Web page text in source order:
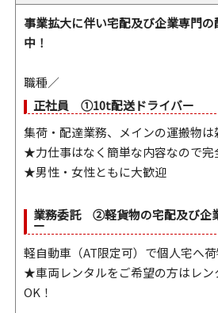
事業拡大に伴い宅配及び企業専門
中！
職種／
正社員 ①10t配送ドライバー
集荷・配達業務、メインの運搬物は
★力仕事はなく簡単な内容なので完
★男性・女性ともに大歓迎
業務委託 ②軽貨物の宅配及び企
ー
軽自動車（AT限定可）で個人宅へ荷
★車両レンタルをご希望の方はレン
OK！